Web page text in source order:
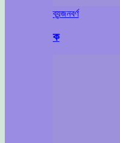
ব্যন্জনবর্ণ
ক